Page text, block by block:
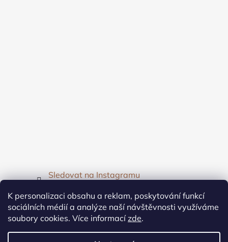
K personalizaci obsahu a reklam, poskytování funkcí
sociálních médií a analýze naší návštěvnosti využíváme
soubory cookies. Více informacízde.
Sledovat na Instagramu
Facebook